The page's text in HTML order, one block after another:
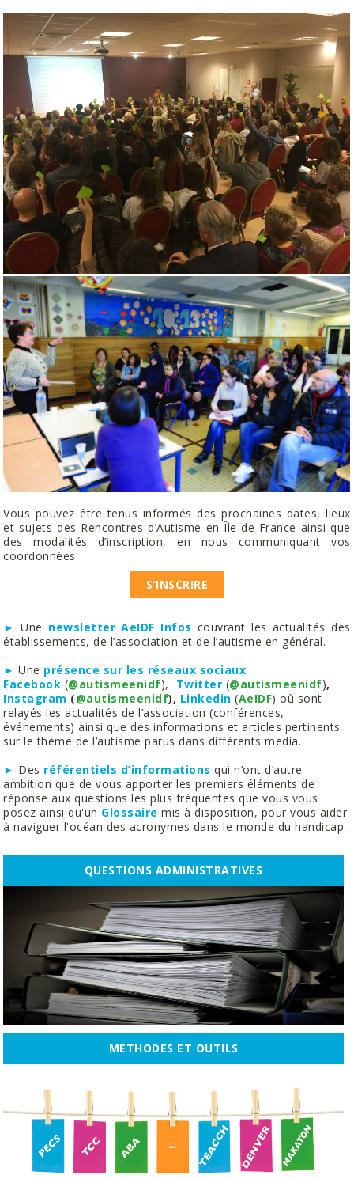
Vous pouvez être tenus informés des prochaines dates, lieux
et sujets des Rencontres d’Autisme en Île-de-France ainsi que
des modalités d’inscription, en nous communiquant vos
coordonnées.
S’INSCRIRE
►Une newsletterAeIDF Infos couvrant les actualités des
établissements, de l’association et de l’autisme en général.
►Une présence sur les réseaux sociaux:
Facebook (@autismeenidf), Twitter (@autismeenidf),
Instagram (@autismeenidf), Linkedin(AeIDF) où sont
relayés les actualités de l’association (conférences,
événements) ainsi que des informations et articles pertinents
sur le thème de l’autisme parus dans différents media.
► Des référentiels d’informations qui n’ont d’autre
ambition que de vous apporter les premiers éléments de
réponse aux questions les plus fréquentes que vous vous
posez ainsi qu'un​​ Glossaire mis à disposition, pour vous aider
à naviguer l'océan des acronymes dans le monde du handicap.
QUESTIONS ADMINISTRATIVES
METHODES ET OUTILS